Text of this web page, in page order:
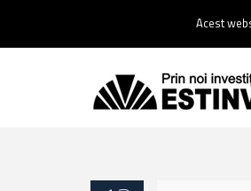
0237 238 900 |
Acest